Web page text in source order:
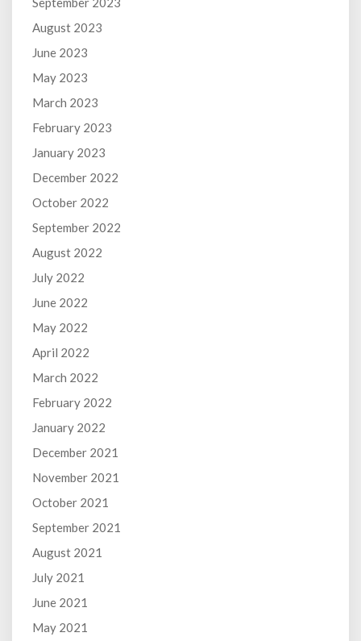
August 2023
June 2023
May 2023
March 2023
February 2023
January 2023
December 2022
October 2022
September 2022
August 2022
July 2022
June 2022
May 2022
April 2022
March 2022
February 2022
January 2022
December 2021
November 2021
October 2021
September 2021
August 2021
July 2021
June 2021
May 2021